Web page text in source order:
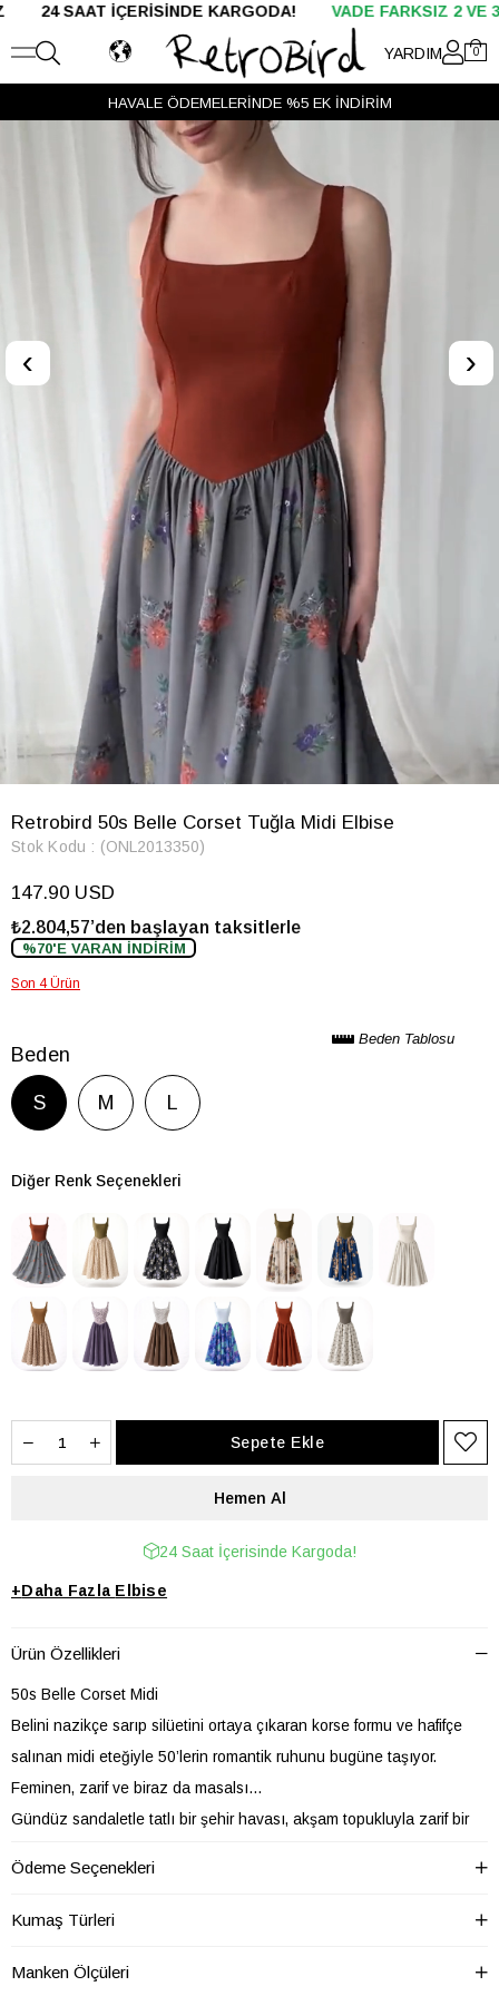
İÇERİSİNDE KARGODA!VADE FARKSIZ 2 VE 3 TAKSİT
YARDIM 0
HAVALE ÖDEMELERİNDE %5 EK İNDİRİM
‹ ›
Retrobird 50s Belle Corset Tuğla Midi Elbise
Stok Kodu (ONL2013350)
147.90 USD
₺2.804,57’den başlayan taksitlerle
%70'E VARAN İNDİRİM
Son 4 Ürün
Beden Tablosu
Beden
S M L
Diğer Renk Seçenekleri
24 Saat İçerisinde Kargoda!
+Daha Fazla Elbise
Ürün Özellikleri
50s Belle Corset Midi
Belini nazikçe sarıp silüetini ortaya çıkaran korse formu ve hafifçe
salınan midi eteğiyle 50’lerin romantik ruhunu bugüne taşıyor.
Feminen, zarif ve biraz da masalsı…
Gündüz sandaletle tatlı bir şehir havası, akşam topukluyla zarif bir
Dolabında her zaman iyi hissettiren o “özel” elbise.
İki yandan cepli tasarımı günlük kullanımda konfor sağlar. Rahat
Ödeme Seçenekleri
Kumaş Türleri
Manken Ölçüleri